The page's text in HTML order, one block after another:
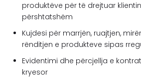
produktëve për të drejtuar
përshtatshëm
Kujdesi për marrjën, ruajtjen,
rënditjen e produkteve sipas
Evidentimi dhe përcjellja e
kryesor